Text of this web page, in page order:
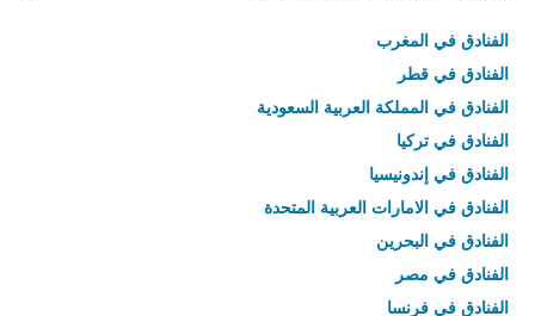
الفنادق في المغرب
الفنادق في قطر
الفنادق في المملكة العربية السعودية
الفنادق في تركيا
الفنادق في إندونيسيا
الفنادق في الامارات العربية المتحدة
الفنادق في البحرين
الفنادق في مصر
الفنادق في فرنسا